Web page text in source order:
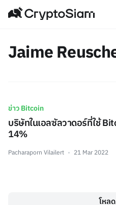
Jaime
ข่าว Bitcoin
บริษัทในเอลซัลวาดอร์ที่ใช้
14%
Pacharaporn Vilailert 21 Mar 2022
โหล